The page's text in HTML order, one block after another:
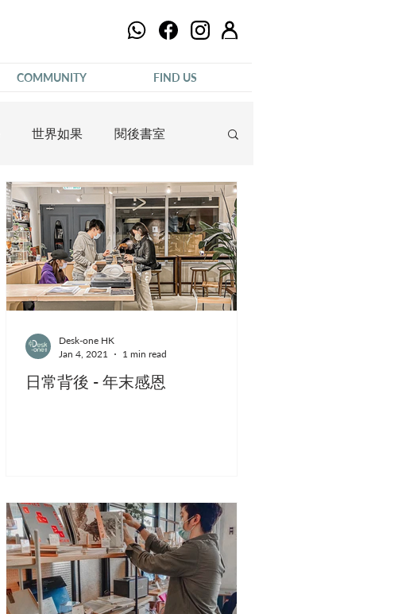
COMMUNITY FIND US
世界如果 閱後書室
日常背後 - 年末感恩
Desk-one HK
Jan 4, 2021
1 min read